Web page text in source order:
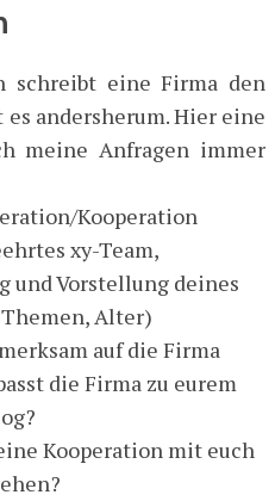
schreibt eine Firma den
andersherum. Hier eine
meine Anfragen immer
Kooperation
xy-Team,
und Vorstellung deines
Alter)
auf die Firma
die Firma zu eurem
Kooperation mit euch